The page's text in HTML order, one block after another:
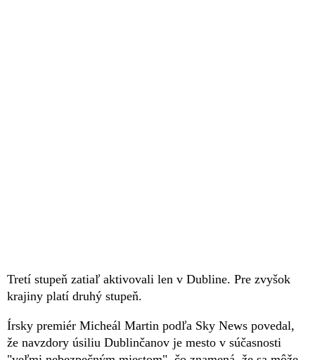
Tretí stupeň zatiaľ aktivovali len v Dubline. Pre zvyšok
krajiny platí druhý stupeň.
Írsky premiér Micheál Martin podľa Sky News povedal,
že navzdory úsiliu Dublinčanov je mesto v súčasnosti